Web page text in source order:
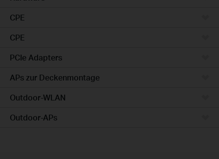
CPE
CPE
PCIe Adapters
APs zur Deckenmontage
Outdoor-WLAN
Outdoor-APs